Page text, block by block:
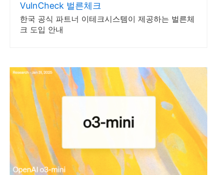
VulnCheck 벌른체크
한국 공식 파트너 이테크시스템이 제공하는 벌른체
크 도입 안내